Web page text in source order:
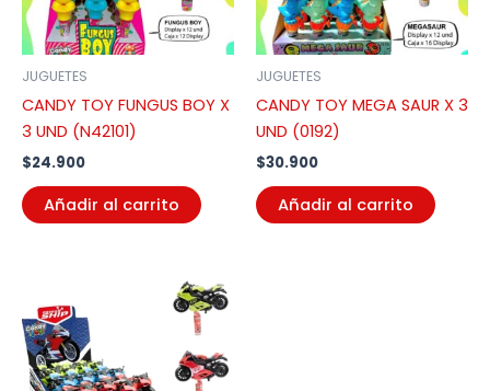
JUGUETES
CANDY TOY FUNGUS BOY X
3 UND (N42101)
$24.900
Añadir al carrito
JUGUETES
CANDY TOY MEGA SAUR X 3
UND (0192)
$30.900
Añadir al carrito